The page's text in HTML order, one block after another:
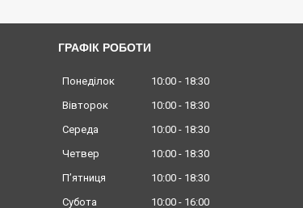
ГРАФІК РОБОТИ
Понеділок 10:00
18:30
Вівторок
10:00
18:30
Середа
10:00
18:30
Четвер
10:00
18:30
Пʼятниця
10:00
18:30
Субота
10:00 16:00